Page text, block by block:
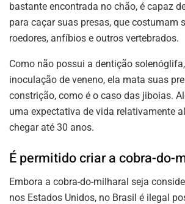
bastante encontrada no chão, é capaz
para caçar suas presas, que costumam
roedores, anfíbios e outros vertebrados.
Como não possui a dentição
inoculação de veneno, ela mata suas
constrição, como é o caso das jiboias.
uma expectativa de vida relativamente
chegar até 30 anos.
É permitido criar a cobra-do-
Embora a cobra-do-milharal seja
nos Estados Unidos, no Brasil é ilegal